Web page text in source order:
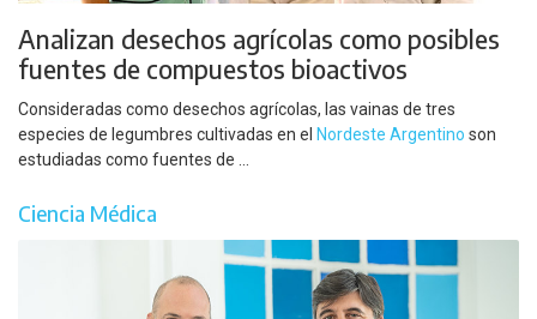
Analizan desechos agrícolas como posibles
fuentes de compuestos bioactivos
Consideradas como desechos agrícolas, las vainas de tres
especies de legumbres cultivadas en el Nordeste Argentino son
estudiadas como fuentes de ...
Ciencia Médica